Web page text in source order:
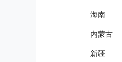
海南
内蒙古
新疆